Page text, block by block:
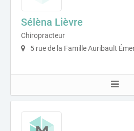
Sélèna Lièvre
Chiropracteur
5 rue de la Famille Auribault